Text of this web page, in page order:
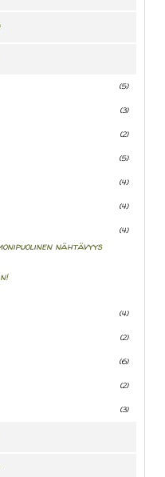
(5)
(3)
(2)
(5)
(4)
(4)
(4)
nähtävyys
(4)
(2)
(6)
(2)
(3)